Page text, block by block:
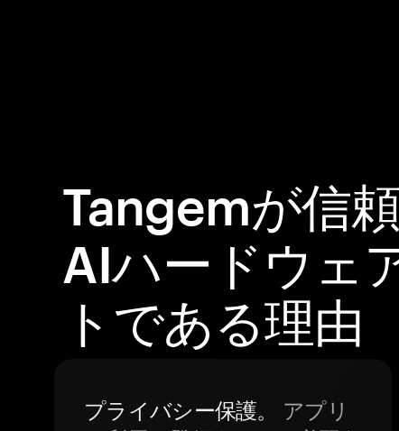
Tangemが信
AIハードウェ
トである理由
プライバシー保護。
アプリ